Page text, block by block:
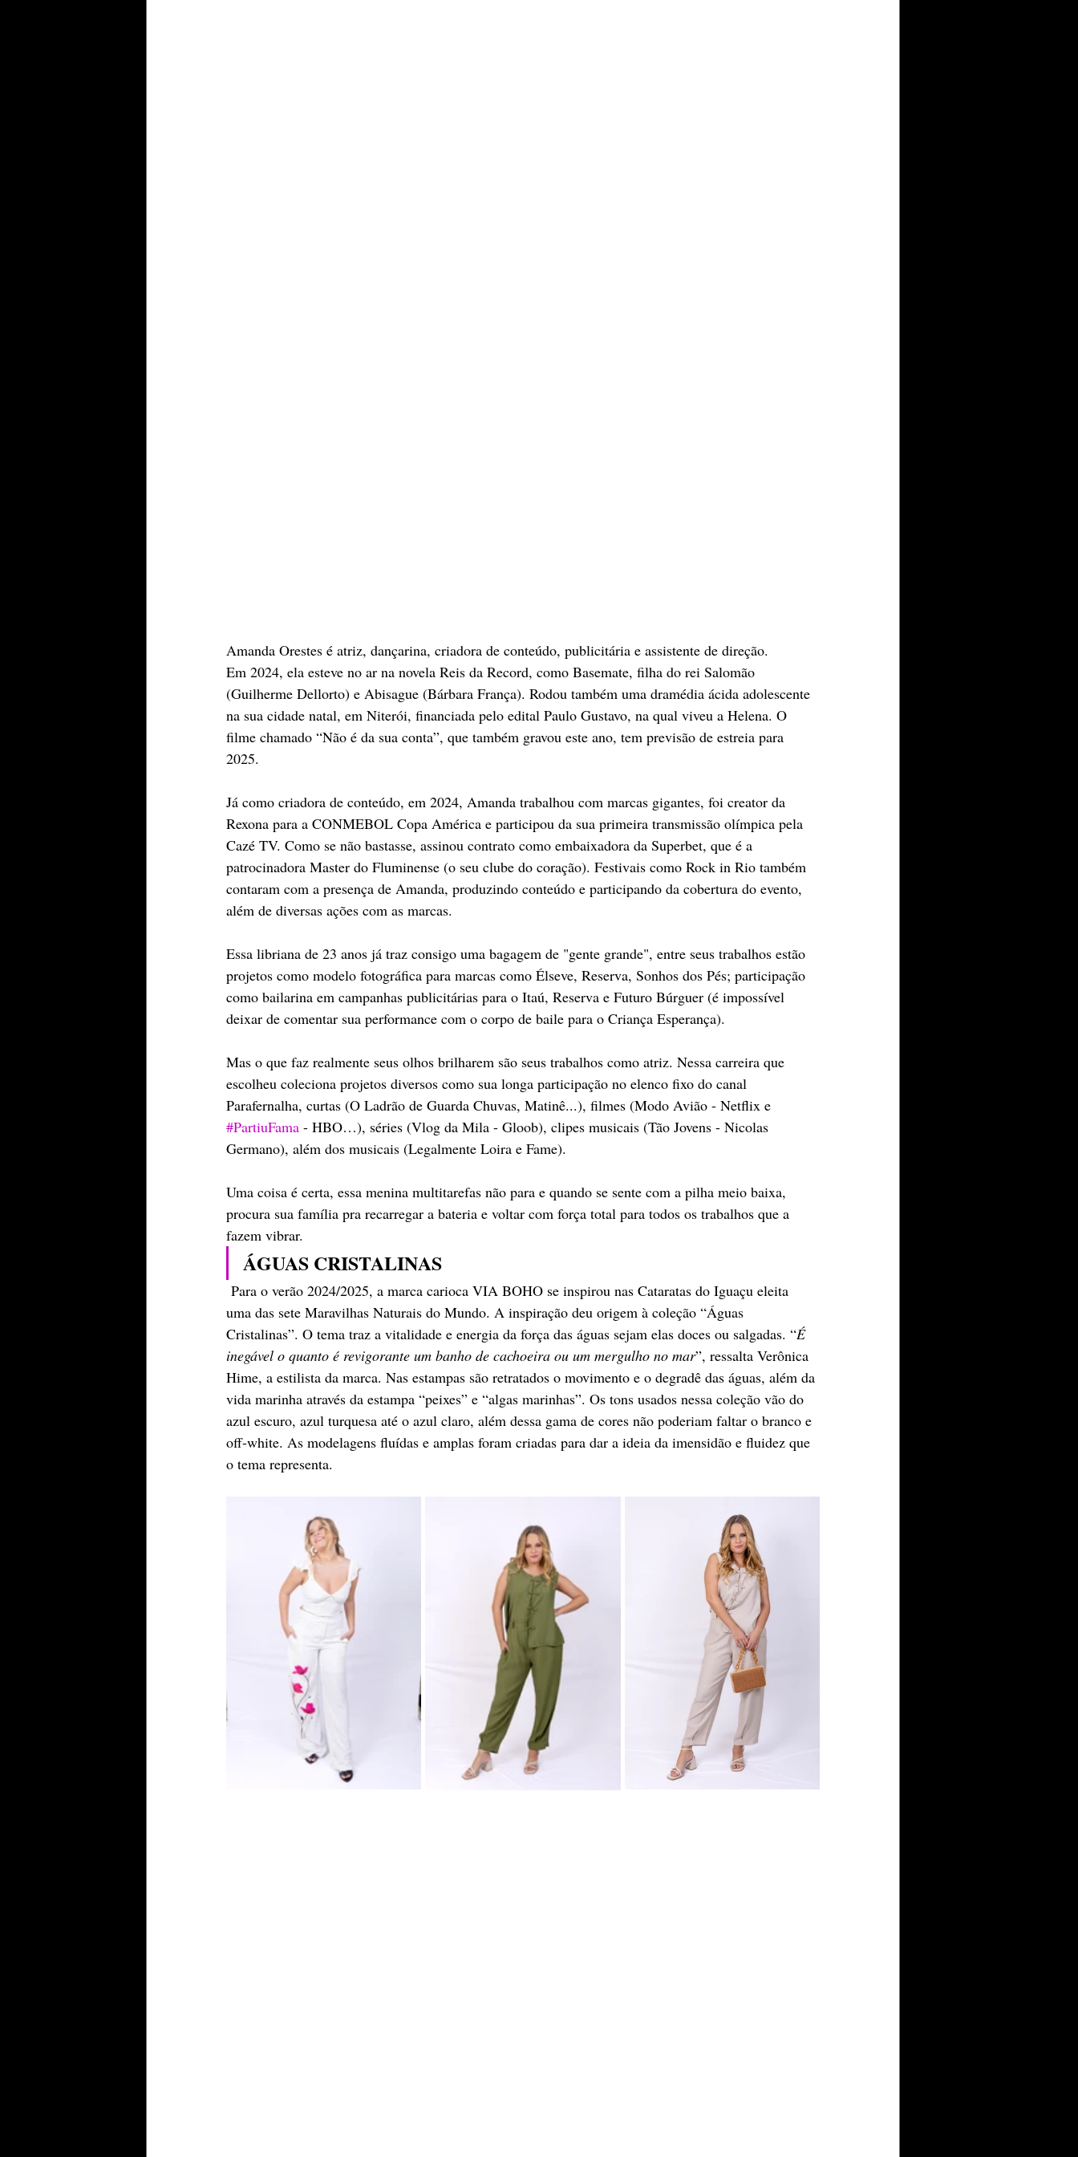
Amanda Orestes é atriz, dançarina, criadora de conteúdo, publicitária e assistente de direção.
Em 2024, ela esteve no ar na novela Reis da Record, como Basemate, filha do rei Salomão
(Guilherme Dellorto) e Abisague (Bárbara França). Rodou também uma dramédia ácida adolescente
na sua cidade natal, em Niterói, financiada pelo edital Paulo Gustavo, na qual viveu a Helena. O
filme chamado “Não é da sua conta”, que também gravou este ano, tem previsão de estreia para
2025.
Já como criadora de conteúdo, em 2024, Amanda trabalhou com marcas gigantes, foi creator da
Rexona para a CONMEBOL Copa América e participou da sua primeira transmissão olímpica pela
Cazé TV. Como se não bastasse, assinou contrato como embaixadora da Superbet, que é a
patrocinadora Master do Fluminense (o seu clube do coração). Festivais como Rock in Rio também
contaram com a presença de Amanda, produzindo conteúdo e participando da cobertura do evento,
além de diversas ações com as marcas.
Essa libriana de 23 anos já traz consigo uma bagagem de "gente grande", entre seus trabalhos estão
projetos como modelo fotográfica para marcas como Élseve, Reserva, Sonhos dos Pés; participação
como bailarina em campanhas publicitárias para o Itaú, Reserva e Futuro Búrguer (é impossível
deixar de comentar sua performance com o corpo de baile para o Criança Esperança).
Mas o que faz realmente seus olhos brilharem são seus trabalhos como atriz. Nessa carreira que
escolheu coleciona projetos diversos como sua longa participação no elenco fixo do canal
Parafernalha, curtas (O Ladrão de Guarda Chuvas, Matinê...), filmes (Modo Avião - Netflix e
#PartiuFama - HBO…), séries (Vlog da Mila - Gloob), clipes musicais (Tão Jovens - Nicolas
Germano), além dos musicais (Legalmente Loira e Fame).
Uma coisa é certa, essa menina multitarefas não para e quando se sente com a pilha meio baixa,
procura sua família pra recarregar a bateria e voltar com força total para todos os trabalhos que a
fazem vibrar.
ÁGUAS CRISTALINAS
Para o verão 2024/2025, a marca carioca VIA BOHO se inspirou nas Cataratas do Iguaçu eleita
uma das sete Maravilhas Naturais do Mundo. A inspiração deu origem à coleção “Águas
Cristalinas”. O tema traz a vitalidade e energia da força das águas sejam elas doces ou salgadas. “É
inegável o quanto é revigorante um banho de cachoeira ou um mergulho no mar”, ressalta Verônica
Hime, a estilista da marca. Nas estampas são retratados o movimento e o degradê das águas, além da
vida marinha através da estampa “peixes” e “algas marinhas”. Os tons usados nessa coleção vão do
azul escuro, azul turquesa até o azul claro, além dessa gama de cores não poderiam faltar o branco e
off-white. As modelagens fluídas e amplas foram criadas para dar a ideia da imensidão e fluidez que
o tema representa.